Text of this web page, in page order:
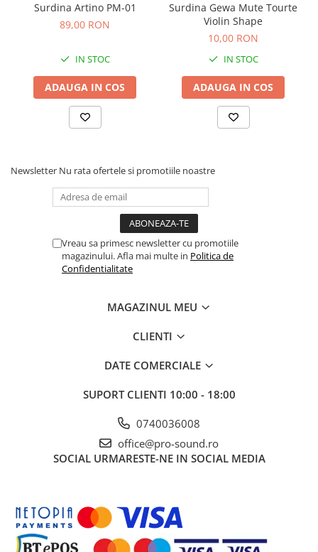
Rack studio
Recordere de studio
Sintetizatoare
Standuri si stative de monitoare
Subwoofere de studio
Tratament acustic
Cabluri de Alimentare
Ecrane LED
Efecte de lumini
Masini de fum si ceata
Scene şi Ring-uri de Dans
Stative si schela lumini
Instrumente Muzicale
Chitare si bass
Instrumente de percutie
Instrumente de suflat
Surdina Artino PM-01
89,00 RON
IN STOC
ADAUGA IN COS
Surdina Gewa Mute Tourte
Violin Shape
10,00 RON
IN STOC
ADAUGA IN COS
Newsletter Nu rata ofertele si promotiile noastre
Vreau sa primesc newsletter cu promotiile
magazinului. Afla mai multe in Politica de
Confidentialitate
MAGAZINUL MEU
CLIENTI
DATE COMERCIALE
SUPORT CLIENTI 10:00 - 18:00
0740036008
office@pro-sound.ro
SOCIAL URMARESTE-NE IN SOCIAL MEDIA